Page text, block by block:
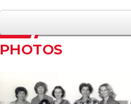
PHOTOS